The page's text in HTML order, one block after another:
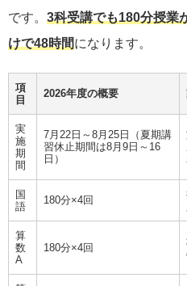
です。 3科受講でも180分授業
けで48時間になります。
項
目
2026年度の概要
実
施
期
間
7月22日～8月25日（夏期講
習休止期間は8月9日～16
日）
国
語
180分×4回
算
数
A
180分×4回